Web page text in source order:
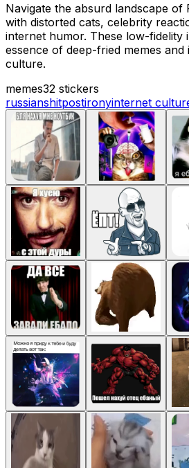
Navigate the absurd landscape of
with distorted cats, celebrity
internet humor. These low-fidelity
essence of deep-fried memes and
culture.
memes32 stickers
russianshitpostironyinternet